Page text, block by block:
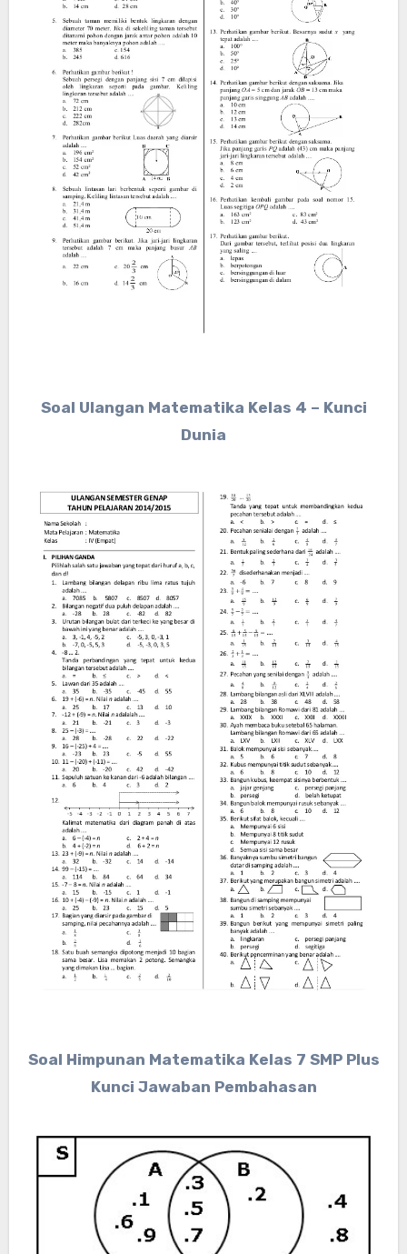
Soal Ulangan Matematika Kelas 4 – Kunci
Dunia
Soal Himpunan Matematika Kelas 7 SMP Plus
Kunci Jawaban Pembahasan